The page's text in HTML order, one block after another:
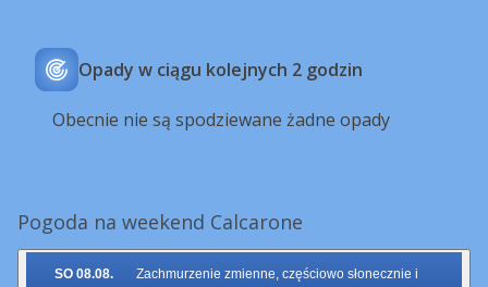
Opady w ciągu kolejnych 2 godzin
Obecnie nie są spodziewane żadne opady
Pogoda na weekend Calcarone
SO 08.08.
Zachmurzenie zmienne, częściowo słonecznie i